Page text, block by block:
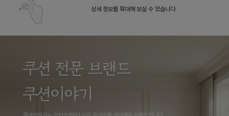
상세 정보를 확대해 보실 수 있습니다.